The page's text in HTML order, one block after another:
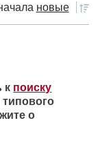
новые
к поиску
о